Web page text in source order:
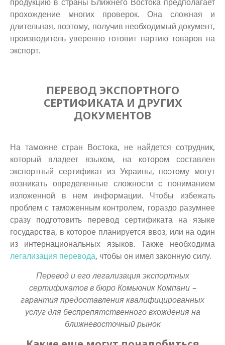
продукцию в страны Ближнего Востока предполагает
прохождение многих проверок. Она сложная и
длительная, поэтому, получив необходимый документ,
производитель уверенно готовит партию товаров на
экспорт.
ПЕРЕВОД ЭКСПОРТНОГО
СЕРТИФИКАТА И ДРУГИХ
ДОКУМЕНТОВ
На таможне стран Востока, не найдется сотрудник,
который владеет языком, на котором составлен
экспортный сертификат из Украины, поэтому могут
возникать определенные сложности с пониманием
изложенной в нем информации. Чтобы избежать
проблем с таможенным контролем, гораздо разумнее
сразу подготовить перевод сертификата на языке
государства, в которое планируется ввоз, или на один
из интернациональных языков. Также необходима
легализация перевода, чтобы он имел законную силу.
Перевод и его легализация экспортных
сертификатов в бюро Комьюник Компани –
гарантия предоставления квалифицированных
услуг для беспрепятственного вхождения на
ближневосточный рынок